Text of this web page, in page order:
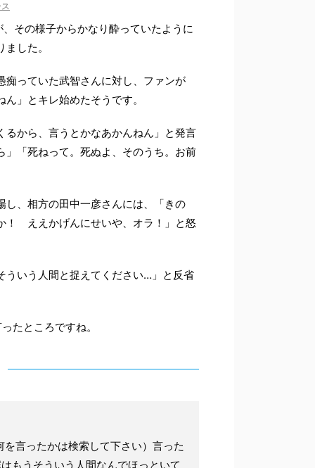
その様子からかなり酔っていたように
した。
痴っていた武智さんに対し、ファンが
」とキレ始めたそうです。
から、言うとかなあかんねん」と発言
」「死ねって。死ぬよ、そのうち。お前
し、相方の田中一彦さんには、「きの
！ ええかげんにせいや、オラ！」と怒
ういう人間と捉えてください…」と反省
たところですね。
言ったかは検索して下さい）言った
もうそういう人間なんでほっといて